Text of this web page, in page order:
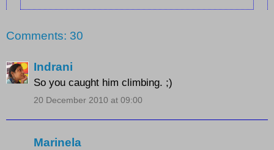
Comments: 30
Indrani
So you caught him climbing. ;)
20 December 2010 at 09:00
Marinela